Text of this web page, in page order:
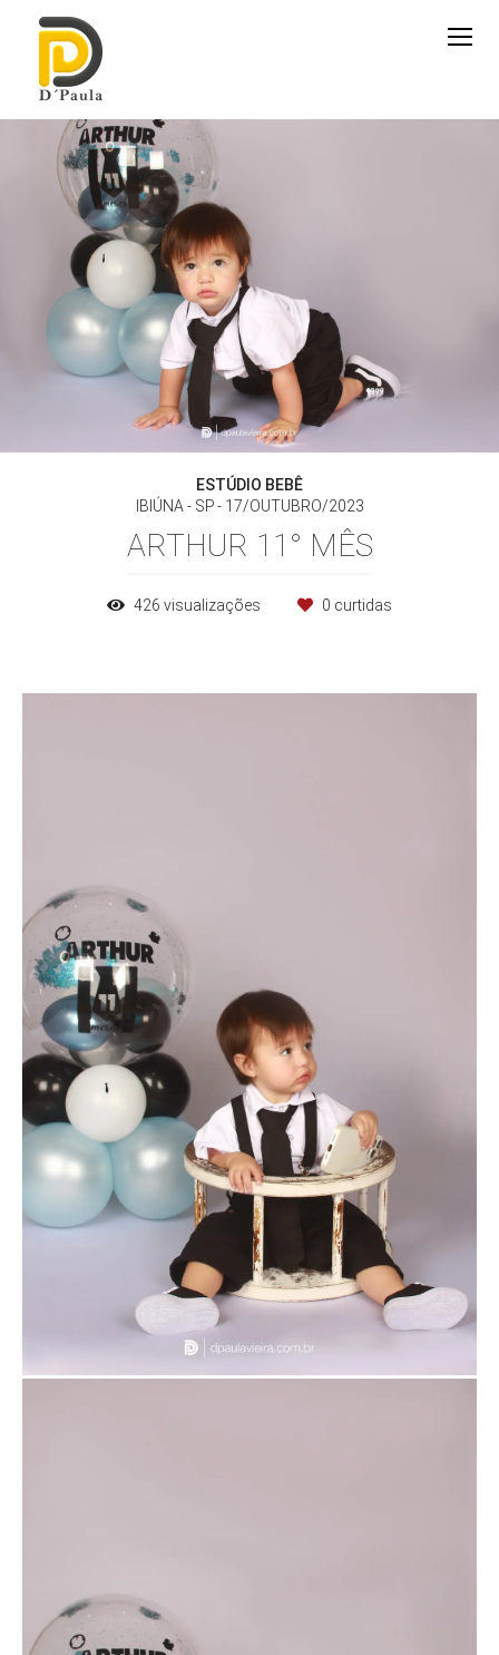
ESTÚDIO BEBÊ
IBIÚNA - SP
17/OUTUBRO/2023
ARTHUR 11° MÊS
426 visualizações 0 curtidas